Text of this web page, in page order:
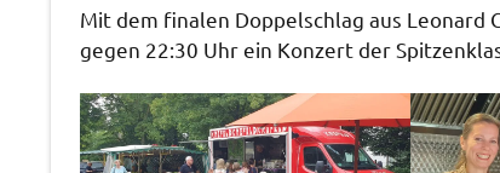
Mit dem finalen Doppelschlag aus Leonard
gegen 22:30 Uhr ein Konzert der